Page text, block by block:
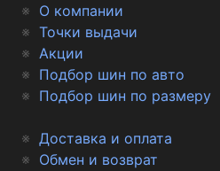
О компании
Точки выдачи
Акции
Подбор шин по авто
Подбор шин по размеру
Доставка и оплата
Обмен и возврат